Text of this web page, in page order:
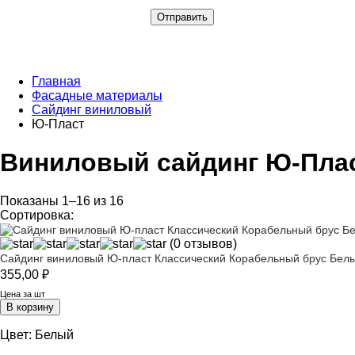
Главная
Фасадные материалы
Сайдинг виниловый
Ю-Пласт
Виниловый сайдинг Ю-
Показаны 1–16 из 16
Сортировка:
(0 отзывов)
Сайдинг виниловый Ю-пласт Классический Корабельный брус
355,00 ₽
Цена за шт
В корзину
Цвет: Белый